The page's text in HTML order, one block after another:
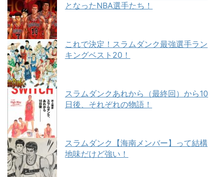
となったNBA選手たち！
これで決定！スラムダンク最強選手ラン
キングベスト20！
スラムダンクあれから（最終回）から10
日後、それぞれの物語！
スラムダンク【海南メンバー】って結構
地味だけど強い！